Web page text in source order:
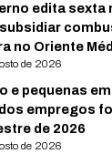
edita sexta
no Oriente
de 2026
e pequenas
empregos
de 2026
de 2026